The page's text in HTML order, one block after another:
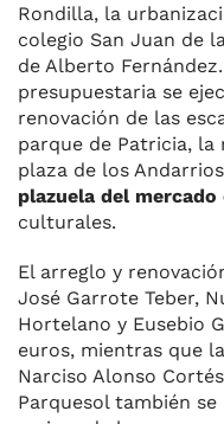
Rondilla, la
colegio San Juan de
de Alberto
presupuestaria se
renovación de las
parque de Patricia,
plaza de los
plazuela del
culturales.
El arreglo y
José Garrote Teber,
Hortelano y Eusebio
euros, mientras que
Narciso Alonso
Parquesol también